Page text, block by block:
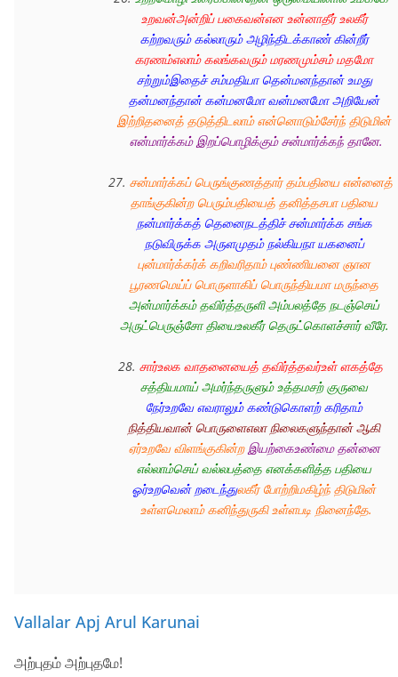
உறவன்அன்றிப் பகைவன்என உன்னாதீர் உலகீர்
கற்றவரும் கல்லாரும் அழிந்திடக்காண் கின்றீர்
கரணம்எலாம் கலங்கவரும் மரணமும்சம் மதமோ
சற்றும்இதைச் சம்மதியா தென்மனந்தான் உமது
தன்மனந்தான் கன்மனமோ வன்மனமோ அறியேன்
இற்றிதனைத் தடுத்திடலாம் என்னொடும்சேர்ந் திடுமின்
என்மார்க்கம் இறப்பொழிக்கும் சன்மார்க்கந் தானே.
27. சன்மார்க்கப் பெருங்குணத்தார் தம்பதியை என்னைத்
தாங்குகின்ற பெரும்பதியைத் தனித்தசபா பதியை
நன்மார்க்கத் தெனைநடத்திச் சன்மார்க்க சங்க
நடுவிருக்க அருளமுதம் நல்கியநா யகனைப்
புன்மார்க்கர்க் கறிவரிதாம் புண்ணியனை ஞான
பூரணமெய்ப் பொருளாகிப் பொருந்தியமா மருந்தை
அன்மார்க்கம் தவிர்த்தருளி அம்பலத்தே நடஞ்செய்
அருட்பெருஞ்சோ தியைஉலகீர் தெருட்கொளச்சார் வீரே.
28. சார்உலக வாதனையைத் தவிர்த்தவர்உள் ளகத்தே
சத்தியமாய் அமர்ந்தருளும் உத்தமசற் குருவை
நேர்உறவே எவராலும் கண்டுகொளற் கரிதாம்
நித்தியவான் பொருளைஎலா நிலைகளுந்தான் ஆகி
ஏர்உறவே விளங்குகின்ற இயற்கைஉண்மை தன்னை
எல்லாம்செய் வல்லபத்தை எனக்களித்த பதியை
ஓர்உறவென் றடைந்துலகீர் போற்றிமகிழ்ந் திடுமின்
உள்ளமெலாம் கனிந்துருகி உள்ளபடி நினைந்தே.
Vallalar Apj Arul Karunai
அற்புதம் அற்புதமே!